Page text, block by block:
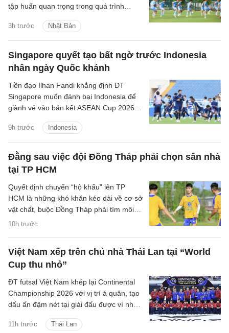
3h trước Nhật Bản
tập huấn quan trọng trong quá trình
Singapore quyết tạo bất ngờ trước Indonesia
nhân ngày Quốc khánh
9h trước Indonesia
Tiền đạo Ilhan Fandi khẳng định ĐT
Singapore muốn đánh bại Indonesia để
giành vé vào bán kết ASEAN Cup 2026,
dành tặng NHM nhân dịp Quốc khánh
Singapore.
Đằng sau việc đội Đồng Tháp phải chọn sân nhà
tại TP HCM
10h trước
Quyết định chuyển “hộ khẩu” lên TP
HCM là những khó khăn kéo dài về cơ sở
vật chất, buộc Đồng Tháp phải tìm môi
trường phù hợp hơn để duy trì hoạt
Việt Nam xếp trên chủ nhà Thái Lan tại “World
Cup thu nhỏ”
11h trước Thái Lan
ĐT futsal Việt Nam khép lại Continental
Championship 2026 với vị trí á quân, tạo
dấu ấn đậm nét tại giải đấu được ví như